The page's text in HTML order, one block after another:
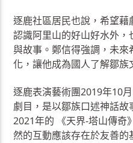
逐鹿社區居民也說，希望
認識阿里山的好山好水外
與故事。鄭信得強調，未
化，讓他成為國人了解鄒族
逐鹿表演藝術團2019年10
劇目，是以鄒族口述神話故
2021年的 《天界-塔山傳奇
然的互動應該存在於友善的